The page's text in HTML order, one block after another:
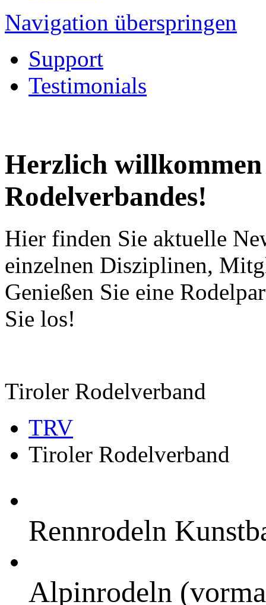
Navigation überspringen
Support
Testimonials
Herzlich willkommen
Rodelverbandes!
Hier finden Sie aktuelle
einzelnen Disziplinen,
Genießen Sie eine
Sie los!
Tiroler Rodelverband
TRV
Tiroler Rodelverband
Rennrodeln
Alpinrodeln